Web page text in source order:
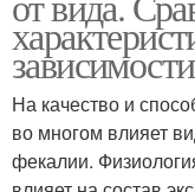
На качество и
во многом влияет
фекалии.